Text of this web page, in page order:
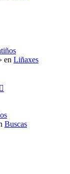
en Liñaxes
Buscas